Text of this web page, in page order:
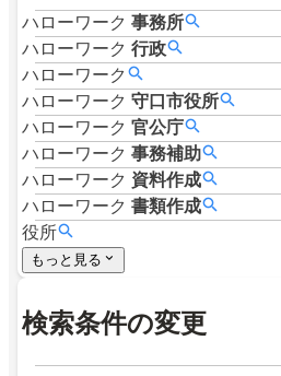
ハローワーク 事務所
ハローワーク 行政
ハローワーク
ハローワーク 守口市役所
ハローワーク 官公庁
ハローワーク 事務補助
ハローワーク 資料作成
ハローワーク 書類作成
役所
もっと見る
検索条件の変更